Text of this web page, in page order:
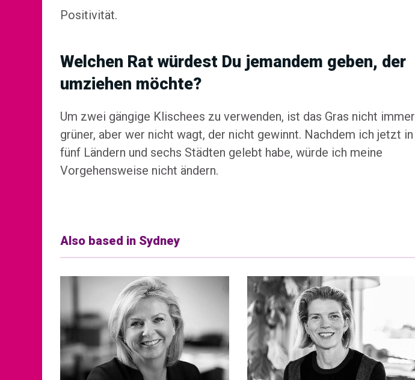
Positivität.
Welchen Rat würdest Du jemandem geben, der
umziehen möchte?
Um zwei gängige Klischees zu verwenden, ist das Gras nicht immer
grüner, aber wer nicht wagt, der nicht gewinnt. Nachdem ich jetzt in
fünf Ländern und sechs Städten gelebt habe, würde ich meine
Vorgehensweise nicht ändern.
Also based in Sydney